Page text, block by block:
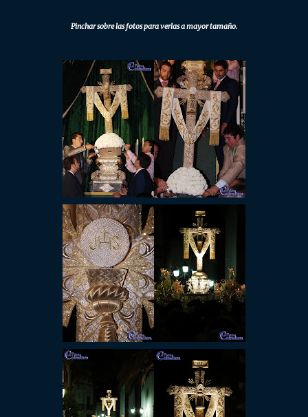
Pinchar sobre las fotos para verlas a mayor tamaño.